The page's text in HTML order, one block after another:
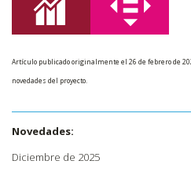
Artículo publicado originalmente el 26 de febrero de
novedades del proyecto.
Novedades:
Diciembre de 2025